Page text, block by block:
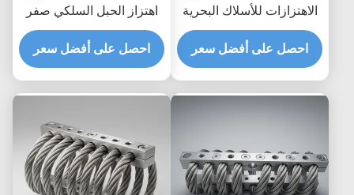
الاهتزازات للأسلاك البحرية
البحرية الخالية من الصيانة
احصل على أفضل سعر
اهتزاز الحبل السلكي صفر
الزحف التخفيف الاحتكاك
الخالي من الزيت لحماية
النقل البحري العابر
احصل على أفضل سعر